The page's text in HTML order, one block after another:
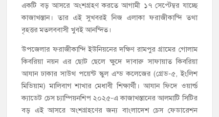
মতলব উত্তরে সোনালী লাইফ ইন্সুইরেন্স কোম্পানী লিমিটেডের মরণোত্তর
চেক বিতরণ
একটি বড় আসরে অংশগ্রহণ করতে আগামী ১৭ সেপ্টেম্বর যাচ্ছে
কাজাখস্তান। তার এই সুখবরই নিজ এলাকা ফরাজীকান্দি তথা
বৃহত্তর মতলববাসী খুবই আনন্দিত।
উপজেলার ফরাজীকান্দি ইউনিয়নের দক্ষিণ রামপুর গ্রামের গোলাম
কিবরিয়া নয়ন এর ছোট ছেলে ক্ষুদে দাবারু সাফায়াত কিবরিয়া
আযান ঢাকার সাউথ পয়েন্ট স্কুল এন্ড কলেজের (গ্রেড-৫, ইংলিশ
মিডিয়াম) মালিবাগ শাখার মেধাবী শিক্ষার্থী। আযান ফিদে ওয়ার্ল্ড
ক্যাডেট চেস চ্যাম্পিয়নশিপ ২০২৫-এ কাজাখস্তানের আলমাটি সিটির
বড় এই আসরে অংশগ্রহণের জন্য বাংলাদেশ চেস ফেডারেশন